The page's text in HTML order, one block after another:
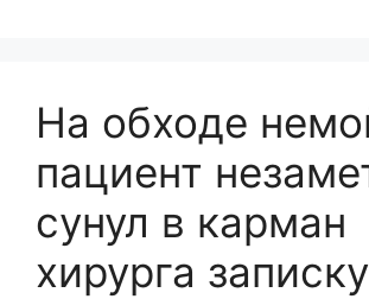
На обходе
пациент
сунул в карман
хирурга записку